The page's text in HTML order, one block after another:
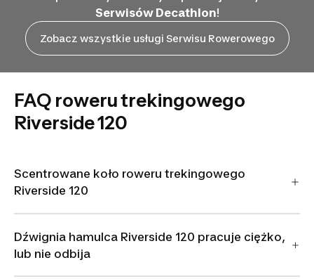
Serwisów Decathlon!
Zobacz wszystkie usługi Serwisu Rowerowego
FAQ roweru trekingowego
Riverside 120
Scentrowane koło roweru trekingowego
Riverside 120
Dźwignia hamulca Riverside 120 pracuje ciężko,
lub nie odbija